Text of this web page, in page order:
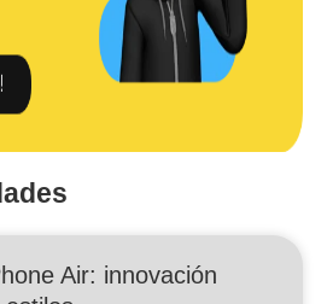
Air: innovación